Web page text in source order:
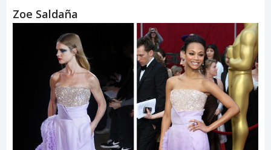
Zoe Saldaña